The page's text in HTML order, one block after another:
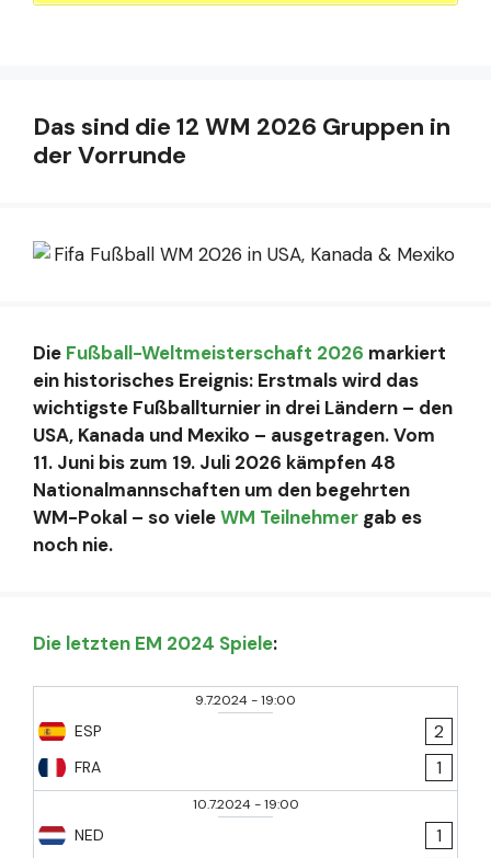
Das sind die 12 WM 2026 Gruppen in
der Vorrunde
Die Fußball-Weltmeisterschaft 2026 markiert
ein historisches Ereignis: Erstmals wird das
wichtigste Fußballturnier in drei Ländern – den
USA, Kanada und Mexiko – ausgetragen. Vom
11. Juni bis zum 19. Juli 2026 kämpfen 48
Nationalmannschaften um den begehrten
WM-Pokal – so vieleWM Teilnehmer gab es
noch nie.
Die letzten EM 2024 Spiele:
9.7.2024-19:00
ESP
FRA
2
1
10.7.2024-19:00
NED
1